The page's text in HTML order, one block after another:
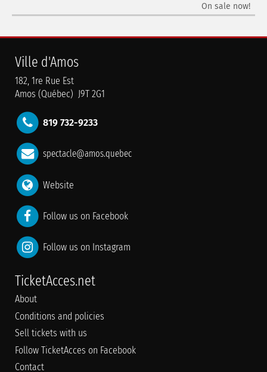
On sale now!
Ville d'Amos
182, 1re Rue Est
Amos (Québec) J9T 2G1
819 732-9233
spectacle@amos.quebec
Website
Follow us on Facebook
Follow us on Instagram
TicketAcces.net
About
Conditions and policies
Sell tickets with us
Follow TicketAcces on Facebook
Contact